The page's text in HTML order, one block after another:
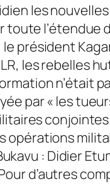
les
l’étendue
président
les rebelles
n’était
par « les
opérations
: Didier
d’autres